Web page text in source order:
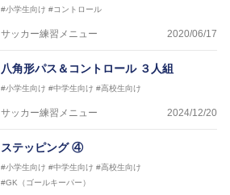
#小学生向け #コントロール
サッカー練習メニュー 2020/06/17
八角形パス＆コントロール ３人組
#小学生向け #中学生向け #高校生向け
サッカー練習メニュー 2024/12/20
ステッピング ④
#小学生向け #中学生向け #高校生向け
#GK（ゴールキーパー）